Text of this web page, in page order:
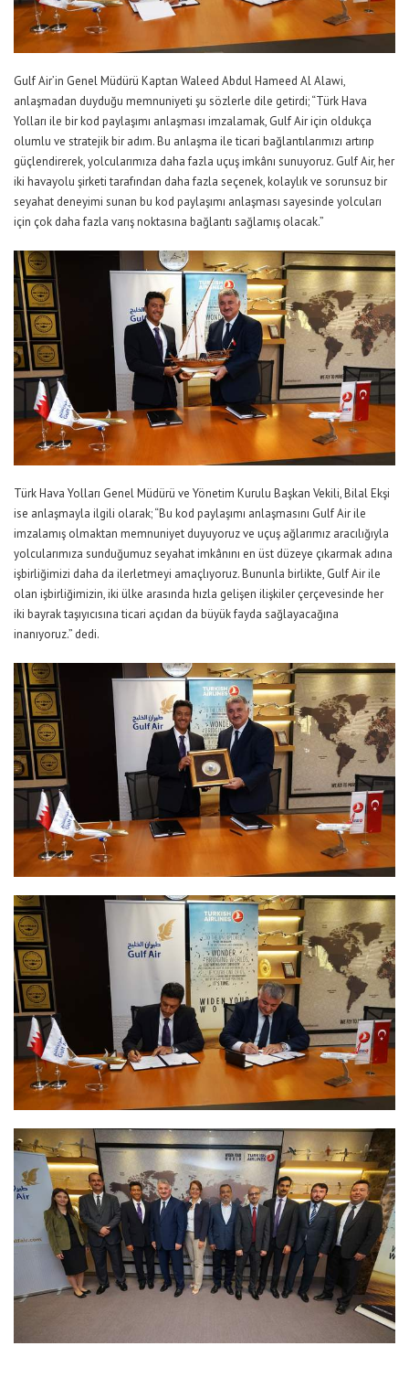
Gulf Air’in Genel Müdürü Kaptan Waleed Abdul Hameed Al Alawi,
anlaşmadan duyduğu memnuniyeti şu sözlerle dile getirdi; “Türk Hava
Yolları ile bir kod paylaşımı anlaşması imzalamak, Gulf Air için oldukça
olumlu ve stratejik bir adım. Bu anlaşma ile ticari bağlantılarımızı artırıp
güçlendirerek, yolcularımıza daha fazla uçuş imkânı sunuyoruz. Gulf Air, her
iki havayolu şirketi tarafından daha fazla seçenek, kolaylık ve sorunsuz bir
seyahat deneyimi sunan bu kod paylaşımı anlaşması sayesinde yolcuları
için çok daha fazla varış noktasına bağlantı sağlamış olacak.”
Türk Hava Yolları Genel Müdürü ve Yönetim Kurulu Başkan Vekili, Bilal Ekşi
ise anlaşmayla ilgili olarak; “Bu kod paylaşımı anlaşmasını Gulf Air ile
imzalamış olmaktan memnuniyet duyuyoruz ve uçuş ağlarımız aracılığıyla
yolcularımıza sunduğumuz seyahat imkânını en üst düzeye çıkarmak adına
işbirliğimizi daha da ilerletmeyi amaçlıyoruz. Bununla birlikte, Gulf Air ile
olan işbirliğimizin, iki ülke arasında hızla gelişen ilişkiler çerçevesinde her
iki bayrak taşıyıcısına ticari açıdan da büyük fayda sağlayacağına
inanıyoruz.” dedi.